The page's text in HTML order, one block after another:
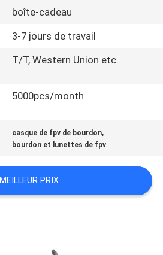
boîte-cadeau
3-7 jours de travail
T/T, Western Union etc.
5000pcs/month
casque de fpv de bourdon,
bourdon et lunettes de fpv
MEILLEUR PRIX